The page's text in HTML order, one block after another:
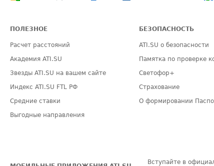
ПОЛЕЗНОЕ
Расчет расстояний
Академия ATI.SU
Звезды ATI.SU на вашем сайте
Индекс ATI.SU FTL РФ
Средние ставки
Выгодные направления
БЕЗОПАСНОСТЬ
ATI.SU о безопасности
Памятка по проверке
Светофор+
Страхование
О формировании
Вступайте в